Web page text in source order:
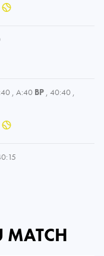
, A:40 BP , 40:40 ,
MATCH